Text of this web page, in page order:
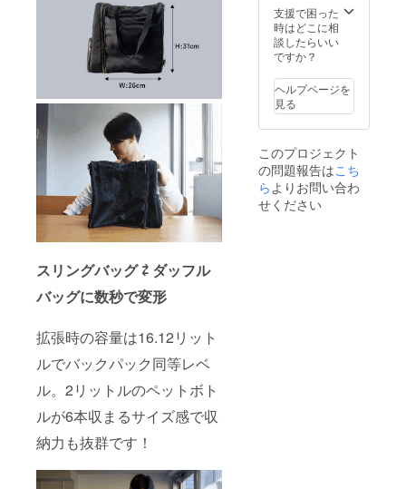
スリングバッグ ⇄ ダッフル
バッグに数秒で変形
拡張時の容量は16.12リット
ルでバックパック同等レベ
ル。2リットルのペットボト
ルが6本収まるサイズ感で収
納力も抜群です！
製品の
ため、
他社様
の類似
る場合
がござ
います
が、弊
品とは
異なる
もので
すの
皆様か
らご支
援を頂
き、量
を更に
充実さ
せるこ
とがで
合、一
般販売
価格が
予定価
格を下
ご支援
者さま
の数が
想定を
た場
合、製
造工程
上の都
より出
荷時期
が遅れ
る場合
がござ
支援で困った
時はどこに相
談したらいい
ですか？
ヘルプページを
見る
このプロジェクト
の問題報告はこち
ら よりお問い合わ
せください